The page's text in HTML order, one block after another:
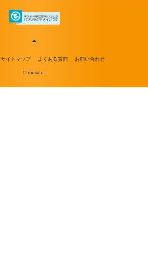
サイトマップ よくある質問 お問い合わせ
© musou -